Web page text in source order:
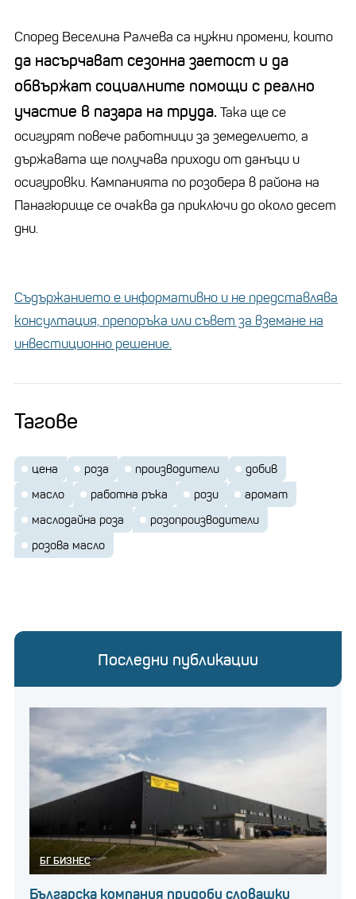
Според Веселина Ралчева са нужни промени, които
да насърчават сезонна заетост и да
обвържат социалните помощи с реално
участие в пазара на труда. Така ще се
осигурят повече работници за земеделието, а
държавата ще получава приходи от данъци и
осигуровки. Кампанията по розобера в района на
Панагюрище се очаква да приключи до около десет
дни.
Съдържанието е информативно и не представлява
консултация, препоръка или съвет за вземане на
инвестиционно решение.
Тагове
цена роза производители
добив
масло
работна ръка рози
аромат
маслодайна роза
розопроизводители
розова масло
Последни публикации
БГ БИЗНЕС
Българска компания придоби словашки